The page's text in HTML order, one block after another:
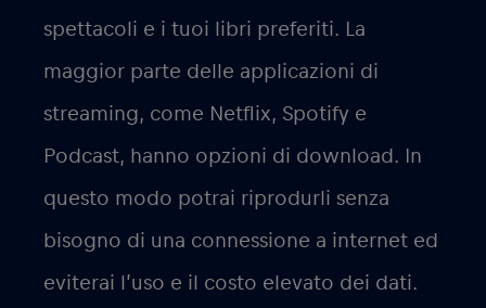
spettacoli e i tuoi libri preferiti. La
maggior parte delle applicazioni di
streaming, come Netflix, Spotify e
Podcast, hanno opzioni di download. In
questo modo potrai riprodurli senza
bisogno di una connessione a internet ed
eviterai l’uso e il costo elevato dei dati.